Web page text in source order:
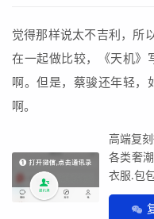
觉得那样说太不吉利，所
在一起做比较，《天机》
啊。但是，蔡骏还年轻，
啊。
高端复刻
各类奢
衣服.包